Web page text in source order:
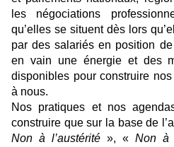
les négociations
qu’elles se situent dès lors
par des salariés en position
en vain une énergie et des
disponibles pour construire
à nous.
Nos pratiques et nos
construire que sur la base de
Non à l’austérité », « Non à